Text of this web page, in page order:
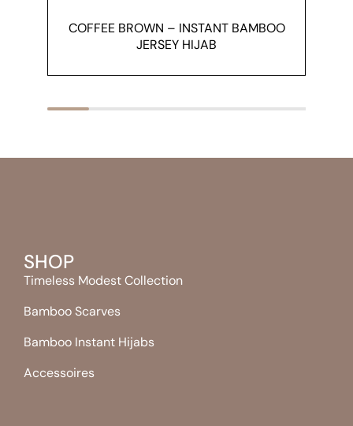
COFFEE BROWN – INSTANT BAMBOO
JERSEY HIJAB
SHOP
Timeless Modest Collection
Bamboo Scarves
Bamboo Instant Hijabs
Accessoires